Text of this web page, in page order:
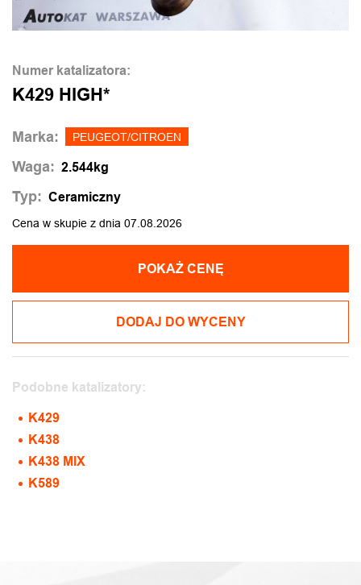
Numer katalizatora:
K429 HIGH*
Marka: PEUGEOT/CITROEN
Waga: 2.544kg
Typ: Ceramiczny
Cena w skupie z dnia 07.08.2026
POKAŻ CENĘ
DODAJ DO WYCENY
Podobne katalizatory:
K429
K438
K438 MIX
K589